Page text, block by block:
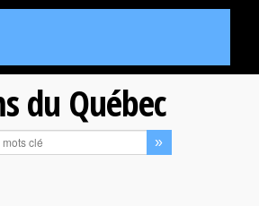
du Québec